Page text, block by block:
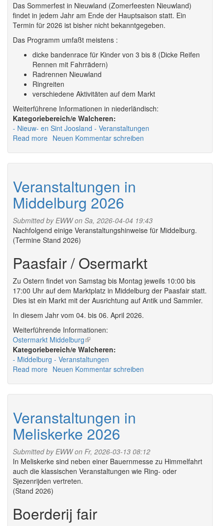
Das Sommerfest in Nieuwland (Zomerfeesten Nieuwland)
findet in jedem Jahr am Ende der Hauptsaison statt. Ein
Termin für 2026 ist bisher nicht bekanntgegeben.
Das Programm umfaßt meistens :
dicke bandenrace für Kinder von 3 bis 8 (Dicke Reifen
Rennen mit Fahrrädern)
Radrennen Nieuwland
Ringreiten
verschiedene Aktivitäten auf dem Markt
Weiterführene Informationen in niederländisch:
Walcheren:
Nieuw- en Sint Joosland
Veranstaltungen
Read more about
Sint
Joosland
2026
Neuen Kommentar schreiben
Veranstaltungen in
Middelburg 2026
Submitted byEWWon Sa, 2026-04-04 19:43
Nachfolgend einige Veranstaltungshinweise für Middelburg.
(Termine Stand 2026)
Paasfair / Osermarkt
Zu Ostern findet von Samstag bis Montag jeweils 10:00 bis
17:00 Uhr auf dem Marktplatz in Middelburg der Paasfair statt.
Dies ist ein Markt mit der Ausrichtung auf Antik und Sammler.
In diesem Jahr vom 04. bis 06. April 2026.
Weiterführende Informationen:
Ostermarkt Middelburg(link
is
external)
Walcheren:
Middelburg
Veranstaltungen
Read more about
Neuen Kommentar schreiben
Veranstaltungen in
Meliskerke 2026
Submitted byEWWon Fr, 2026-03-13 08:12
In Meliskerke sind neben einer Bauernmesse zu Himmelfahrt
auch die klassischen Veranstaltungen wie Ring- oder
Sjezenrijden vertreten.
(Stand 2026)
Boerderij fair